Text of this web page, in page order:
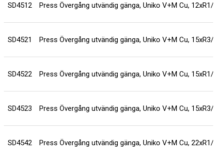
SD4512 Press Övergång utvändig gänga, Uniko V+M Cu, 12xR1/2
SD4521 Press Övergång utvändig gänga, Uniko V+M Cu, 15xR3/8
SD4522 Press Övergång utvändig gänga, Uniko V+M Cu, 15xR1/2
SD4523 Press Övergång utvändig gänga, Uniko V+M Cu, 15xR3/4
SD4542 Press Övergång utvändig gänga, Uniko V+M Cu, 22xR1/2